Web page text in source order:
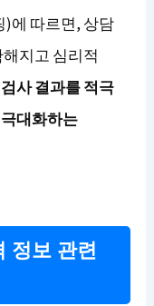
)에 따르면, 상담
지고 심리적
검사 결과를 적극
대화하는
정보 관련